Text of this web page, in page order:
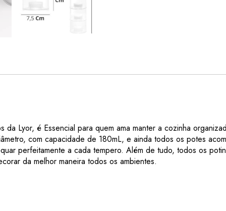
Lyor, é Essencial para quem ama manter a cozinha
com capacidade de 180mL, e ainda todos os potes
perfeitamente a cada tempero. Além de tudo, todos os
da melhor maneira todos os ambientes.